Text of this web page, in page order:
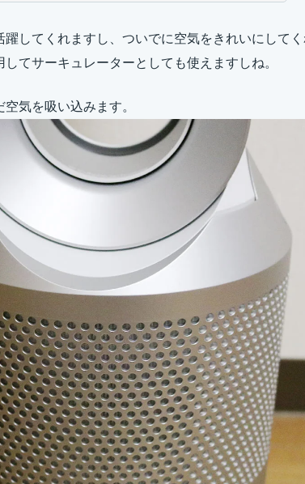
躍してくれますし、ついでに空気をきれいにして
てサーキュレーターとしても使えますしね。
気を吸い込みます。